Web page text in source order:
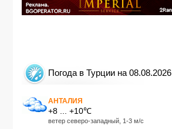
Погода в Турции на 08.08.2026
АНТАЛИЯ
+8 ... +10℃
ветер северо-западный, 1-3 м/с